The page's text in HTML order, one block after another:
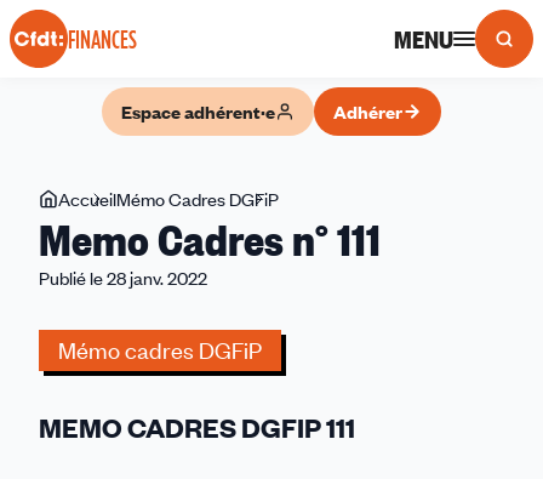
Panneau de gestion des cookies
FINANCES MENU
Espace adhérent·e Adhérer
Vous
êtes
ici
AccueilMémo Cadres DGFiP
Cadres
Memo Cadres n° 111
Publié le 28 janv. 2022
Mémo cadres DGFiP
MEMO CADRES DGFIP 111